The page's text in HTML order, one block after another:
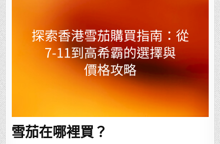
南：
從
7-
11
到
高
希
的
選
擇
略
雪茄在哪裡買？